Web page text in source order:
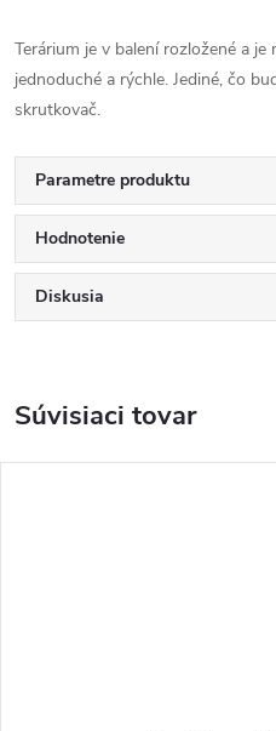
Terárium je v balení rozložené a
jednoduché a rýchle. Jediné, čo
skrutkovač.
Parametre produktu
Hodnotenie
Diskusia
Súvisiaci tovar